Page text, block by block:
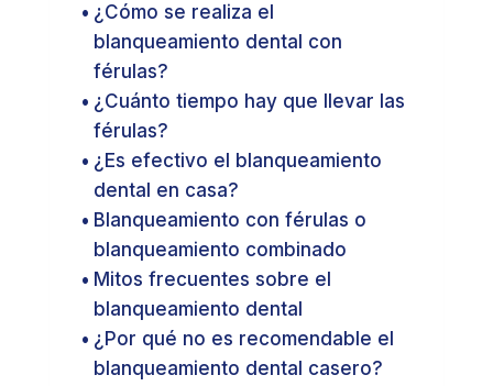
¿Cómo se realiza el
blanqueamiento dental con
férulas?
¿Cuánto tiempo hay que llevar las
férulas?
¿Es efectivo el blanqueamiento
dental en casa?
Blanqueamiento con férulas o
blanqueamiento combinado
Mitos frecuentes sobre el
blanqueamiento dental
¿Por qué no es recomendable el
blanqueamiento dental casero?